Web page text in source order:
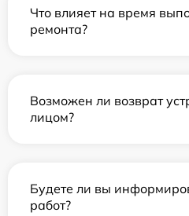
Что влияет на время
ремонта?
Возможен ли возврат
лицом?
Будете ли вы
работ?